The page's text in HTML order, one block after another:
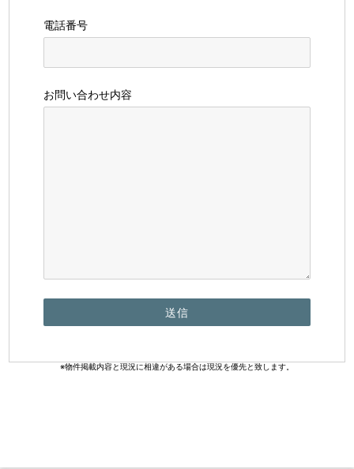
電話番号
お問い合わせ内容
※物件掲載内容と現況に相違がある場合は現況を優先と致します。